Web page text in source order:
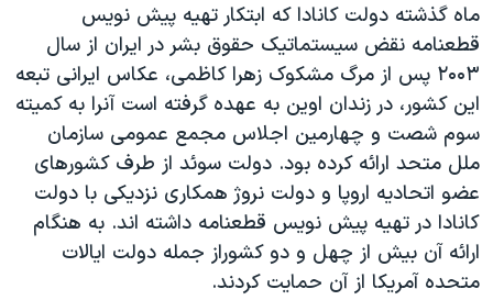
ماه گذشته دولت کانادا که ابتکار تهيه پيش نويس
قطعنامه نقض سيستماتيک حقوق بشر در ايران از سال
۲۰۰۳ پس از مرگ مشکوک زهرا کاظمی، عکاس ايرانی تبعه
اين کشور، در زندان اوين به عهده گرفته است آنرا به کميته
سوم شصت و چهارمين اجلاس مجمع عمومی سازمان
ملل متحد ارائه کرده بود. دولت سوئد از طرف کشورهای
عضو اتحاديه اروپا و دولت نروژ همکاری نزديکی با دولت
کانادا در تهيه پيش نويس قطعنامه داشته اند. به هنگام
ارائه آن بيش از چهل و دو کشوراز جمله دولت ايالات
متحده آمريکا از آن حمايت کردند.